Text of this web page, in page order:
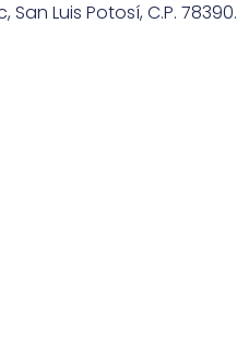
Luis Potosí, C.P. 78390.